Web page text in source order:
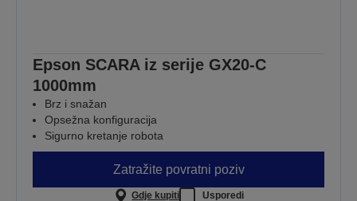
Epson SCARA iz serije GX20-C
1000mm
Brz i snažan
Opsežna konfiguracija
Sigurno kretanje robota
Zatražite povratni poziv
Gdje kupiti Usporedi